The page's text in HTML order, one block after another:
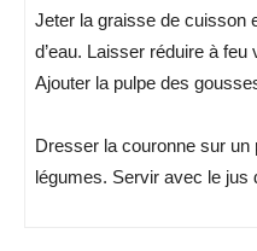
Jeter la graisse de cuisson
d’eau. Laisser réduire à
Ajouter la pulpe des
Dresser la couronne sur un
légumes. Servir avec le jus